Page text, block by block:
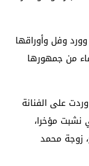
وفل وأوراقها
من جمهورها
على الفنانة
نشبت مؤخرا،
زوجة محمد